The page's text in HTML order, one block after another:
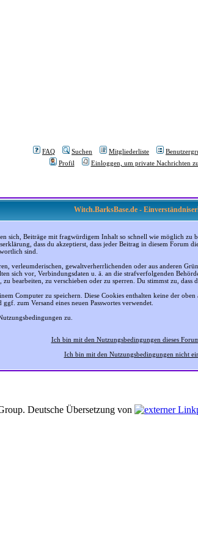
FAQ Suchen Mitgliederliste
Profil
Einloggen, um private Nachrichten
Witch.BarksBase.de -
sich, Beiträge mit fragwürdigem Inhalt so schnell wie möglich zu
dass du akzeptierst, dass jeder Beitrag in diesem Forum
sind.
verleumderischen, gewaltverherrlichenden oder aus anderen
sich vor, Verbindungsdaten u. ä. an die strafverfolgenden
bearbeiten, zu verschieben oder zu sperren. Du stimmst zu,
Computer zu speichern. Diese Cookies enthalten keine der
zum Versand eines neuen Passwortes verwendet.
zu.
Ich bin mit den Nutzungsbedingungen dieses
Ich bin mit den Nutzungsbedingungen nicht
Deutsche Übersetzung von